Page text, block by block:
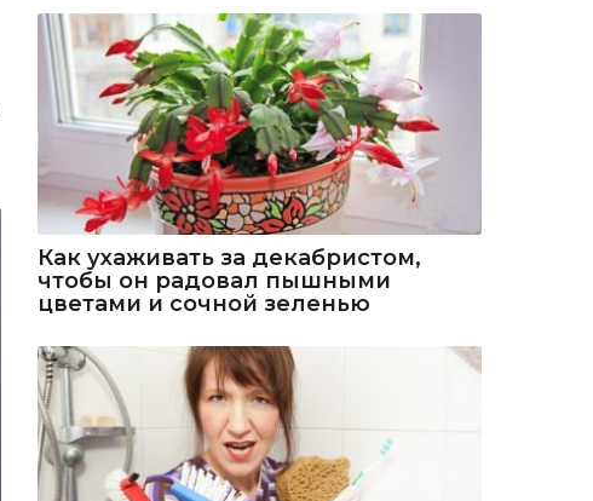
Как ухаживать за декабристом,
чтобы он радовал пышными
цветами и сочной зеленью